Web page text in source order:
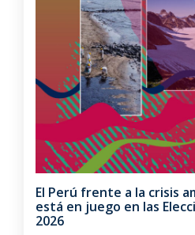
El Perú frente a la crisis
está en juego en las
2026